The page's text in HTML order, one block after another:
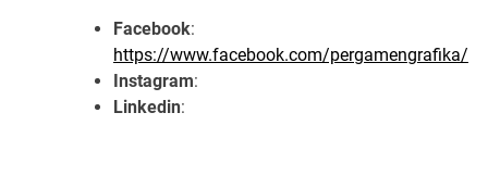
Facebook:
https://www.facebook.com/pergamengrafika/
Instagram:
Linkedin: